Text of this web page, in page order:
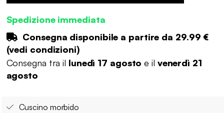
Spedizione immediata
Consegna disponibile a partire da 29.99 €
(vedi condizioni)
Consegna tra il lunedì 17 agosto e il venerdì 21
agosto
Cuscino morbido